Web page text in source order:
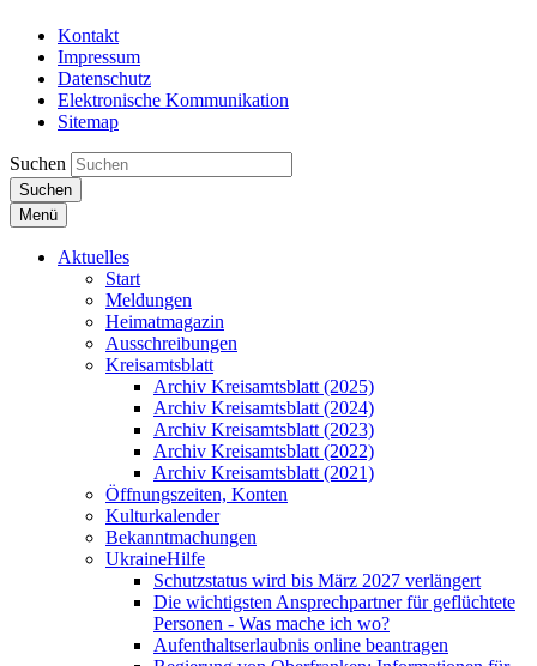
Kontakt
Impressum
Datenschutz
Elektronische Kommunikation
Sitemap
Suchen
Suchen
Menü
Aktuelles
Start
Meldungen
Heimatmagazin
Ausschreibungen
Kreisamtsblatt
Archiv Kreisamtsblatt (2025)
Archiv Kreisamtsblatt (2024)
Archiv Kreisamtsblatt (2023)
Archiv Kreisamtsblatt (2022)
Archiv Kreisamtsblatt (2021)
Öffnungszeiten, Konten
Kulturkalender
Bekanntmachungen
UkraineHilfe
Schutzstatus wird bis März 2027 verlängert
Die wichtigsten Ansprechpartner für geflüchtete
Personen - Was mache ich wo?
Aufenthaltserlaubnis online beantragen